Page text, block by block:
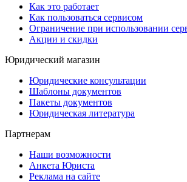
Как это работает
Как пользоваться сервисом
Ограничение при использовании
Акции и скидки
Юридический магазин
Юридические консультации
Шаблоны документов
Пакеты документов
Юридическая литература
Партнерам
Наши возможности
Анкета Юриста
Реклама на сайте